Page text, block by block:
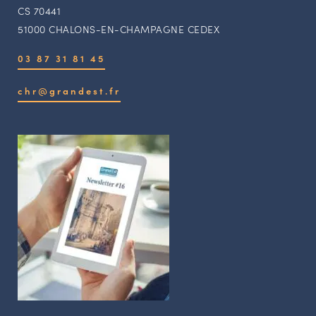
CS 70441
51000 CHALONS-EN-CHAMPAGNE CEDEX
03 87 31 81 45
chr@grandest.fr